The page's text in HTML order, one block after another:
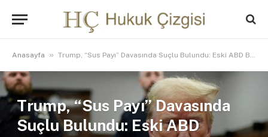
Anasayfa » Trump, “Sus Payı” Davasında Suçlu Bulundu: Eski ABD Başkanı Tüm Suçlamalardan Mahkum Oldu
Trump, “Sus Payı” Davasında
Suçlu Bulundu: Eski ABD